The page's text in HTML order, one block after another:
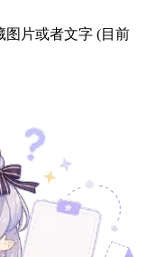
图片或者文字 (目前